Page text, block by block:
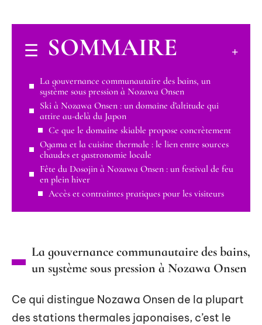
SOMMAIRE
La gouvernance communautaire des bains, un
système sous pression à Nozawa Onsen
Ski à Nozawa Onsen : un domaine d’altitude qui
attire au-delà du Japon
Ce que le domaine skiable propose concrètement
Ogama et la cuisine thermale : le lien entre sources
chaudes et gastronomie locale
Fête du Dosojin à Nozawa Onsen : un festival de feu
en plein hiver
Accès et contraintes pratiques pour les visiteurs
La gouvernance communautaire des bains,
un système sous pression à Nozawa Onsen
Ce qui distingue Nozawa Onsen de la plupart
des stations thermales japonaises, c’est le